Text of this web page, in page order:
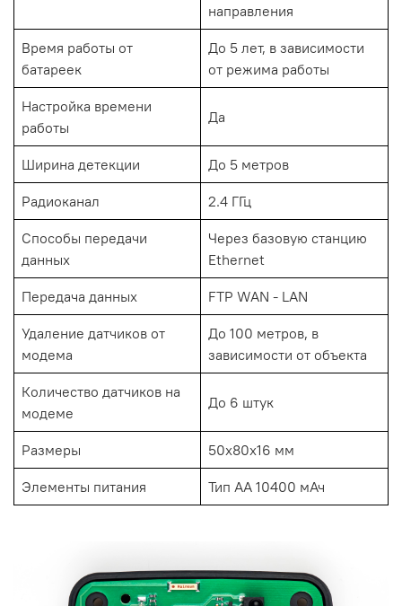
направления
Время работы от
батареек
До 5 лет, в зависимости
от режима работы
Настройка времени
работы
Да
Ширина детекции До 5 метров
Радиоканал 2.4 ГГц
Способы передачи
данных
Через базовую станцию
Ethernet
Передача данных FTP WAN - LAN
Удаление датчиков от
модема
До 100 метров, в
зависимости от объекта
Количество датчиков на
модеме
До 6 штук
Размеры 50х80х16 мм
Элементы питания Тип АА 10400 мАч